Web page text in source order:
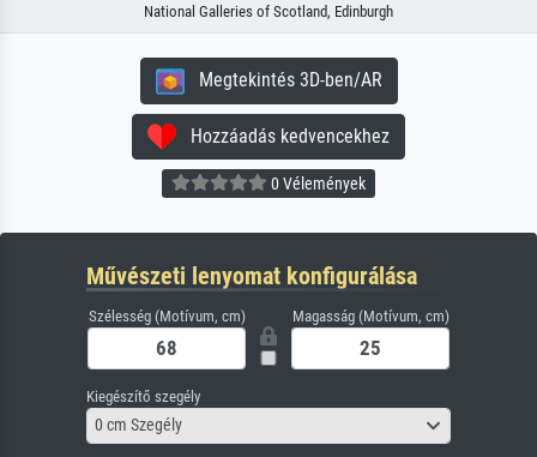
National Galleries of Scotland, Edinburgh
Megtekintés 3D-ben/AR
Hozzáadás kedvencekhez
0 Vélemények
Művészeti lenyomat konfigurálása
Szélesség (Motívum, cm) Magasság (Motívum, cm)
Kiegészítő szegély
0 cm Szegély